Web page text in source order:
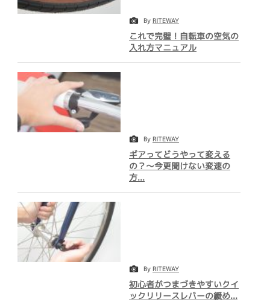
By RITEWAY
これで完璧！自転車の空気の
入れ方マニュアル
By RITEWAY
ギアってどうやって変える
の？～今更聞けない変速の
方...
By RITEWAY
初心者がつまづきやすいクイ
ックリリースレバーの緩め...